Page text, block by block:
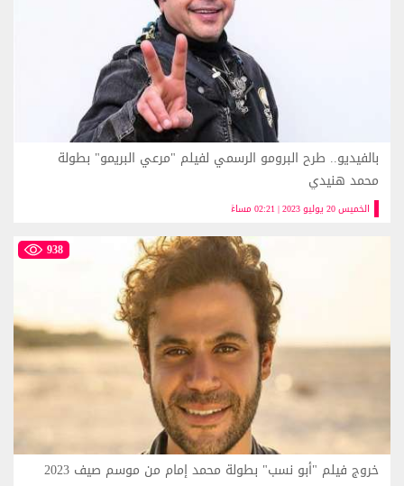
الخميس 20 يوليو 2023 | 02:21 مساءً
بالفيديو.. طرح البرومو الرسمي لفيلم "مرعي البريمو" بطولة
محمد هنيدي
938
خروج فيلم "أبو نسب" بطولة محمد إمام من موسم صيف 2023